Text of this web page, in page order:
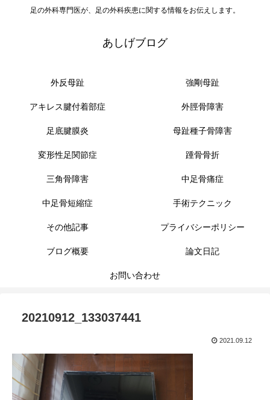
足の外科専門医が、足の外科疾患に関する情報をお伝えします。
あしげブログ
外反母趾 強剛母趾
アキレス腱付着部症 外脛骨障害
足底腱膜炎 母趾種子骨障害
変形性足関節症 踵骨骨折
三角骨障害 中足骨痛症
中足骨短縮症 手術テクニック
その他記事 プライバシーポリシー
ブログ概要 論文日記
お問い合わせ
20210912_133037441
2021.09.12